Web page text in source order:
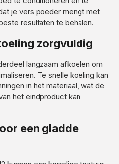
je vers poeder mengt met
resultaten te behalen.
zorgvuldig
langzaam afkoelen om
Te snelle koeling kan
in het materiaal, wat de
het eindproduct kan
een gladde